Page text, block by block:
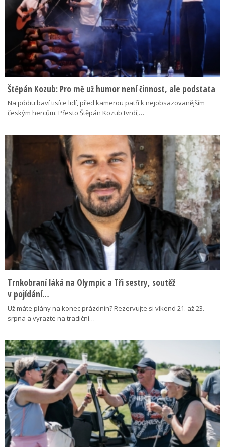
Štěpán Kozub: Pro mě už humor není činnost, ale podstata
Na pódiu baví tisíce lidí, před kamerou patří k nejobsazovanějším
českým hercům. Přesto Štěpán Kozub tvrdí,…
Trnkobraní láká na Olympic a Tři sestry, soutěž
v pojídání…
Už máte plány na konec prázdnin? Rezervujte si víkend 21. až 23.
srpna a vyrazte na tradiční…